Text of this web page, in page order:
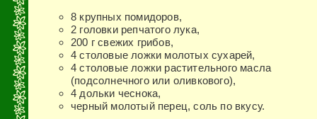
8 крупных помидоров,
2 головки репчатого лука,
200 г све­жих грибов,
4 столовые ложки молотых сухарей,
4 столовые ложки растительного масла
(подсолнечного или оливкового),
4 дольки чеснока,
черный молотый перец, соль по вкусу.